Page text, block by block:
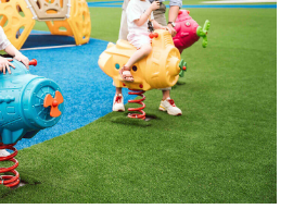
Căn hộ thông minh với Đô thị
“smart” tạo chuẩn sống mới
có tại Vinhomes Smart